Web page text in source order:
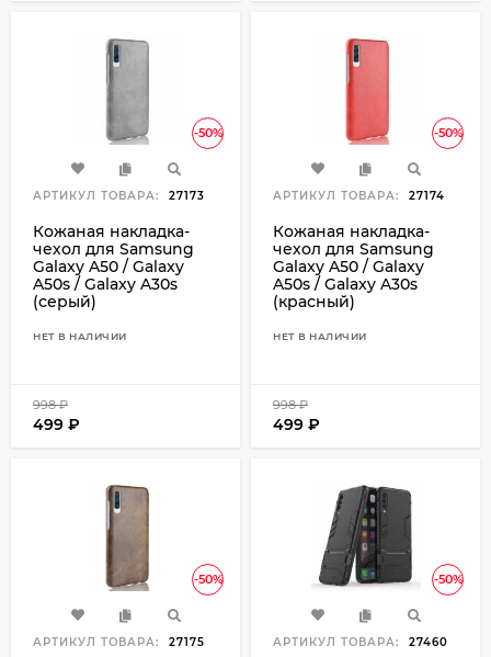
-50%
АРТИКУЛ ТОВАРА: 27173
Кожаная накладка-
чехол для Samsung
Galaxy A50 / Galaxy
A50s / Galaxy A30s
(серый)
НЕТ В НАЛИЧИИ
998₽
499 ₽
-50%
АРТИКУЛ ТОВАРА: 27174
Кожаная накладка-
чехол для Samsung
Galaxy A50 / Galaxy
A50s / Galaxy A30s
(красный)
НЕТ В НАЛИЧИИ
998₽
499 ₽
-50%
АРТИКУЛ ТОВАРА: 27175
-50%
АРТИКУЛ ТОВАРА: 27460